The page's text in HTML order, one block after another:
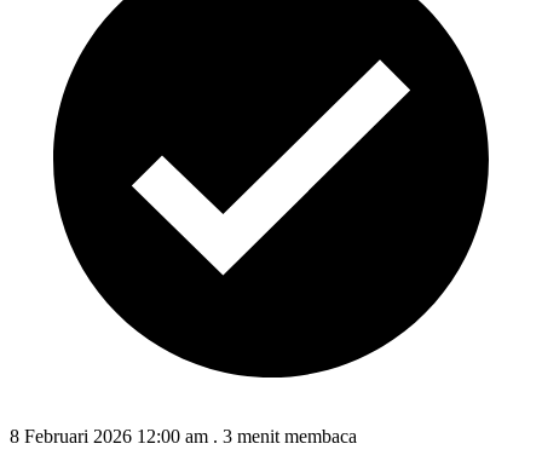
8 Februari 2026 12:00 am . 3 menit membaca